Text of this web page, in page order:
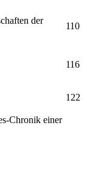
der
110
116
122
Chronik einer